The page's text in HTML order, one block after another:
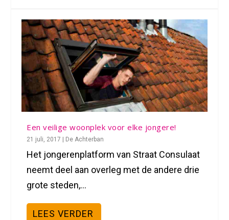
Een veilige woonplek voor elke jongere!
21 juli, 2017 De Achterban
Het jongerenplatform van Straat Consulaat
neemt deel aan overleg met de andere drie
grote steden,...
LEES VERDER